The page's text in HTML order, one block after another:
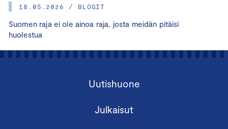
18.05.2026 / BLOGIT
Suomen raja ei ole ainoa raja, josta meidän pitäisi
huolestua
Uutishuone
Julkaisut